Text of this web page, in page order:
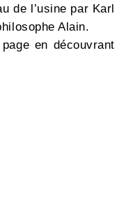
de l’usine par Karl
Alain.
en découvrant